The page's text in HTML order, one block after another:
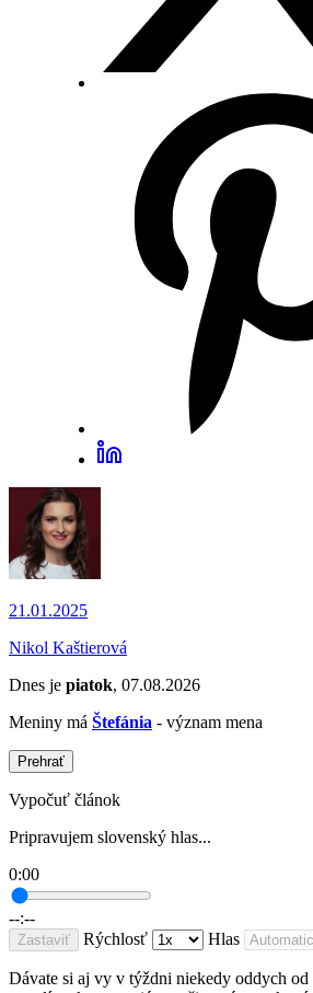
21.01.2025
Nikol Kaštierová
Dnes je piatok, 07.08.2026
Meniny má Štefánia - význam mena
Prehrať
Vypočuť článok
Pripravujem slovenský hlas...
0:00
--:--
Zastaviť Rýchlosť Hlas
Dávate si aj vy v týždni niekedy oddych od